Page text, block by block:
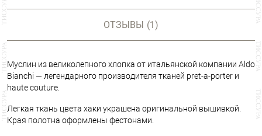
ОТЗЫВЫ (1)
Муслин из великолепного хлопка от итальянской компании Aldo
Bianchi — легендарного производителя тканей pret-a-porter и
haute couture.
Легкая ткань цвета хаки украшена оригинальной вышивкой.
Края полотна оформлены фестонами.